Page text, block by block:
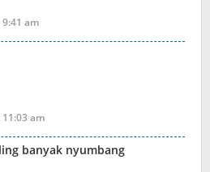
am
am
banyak nyumbang